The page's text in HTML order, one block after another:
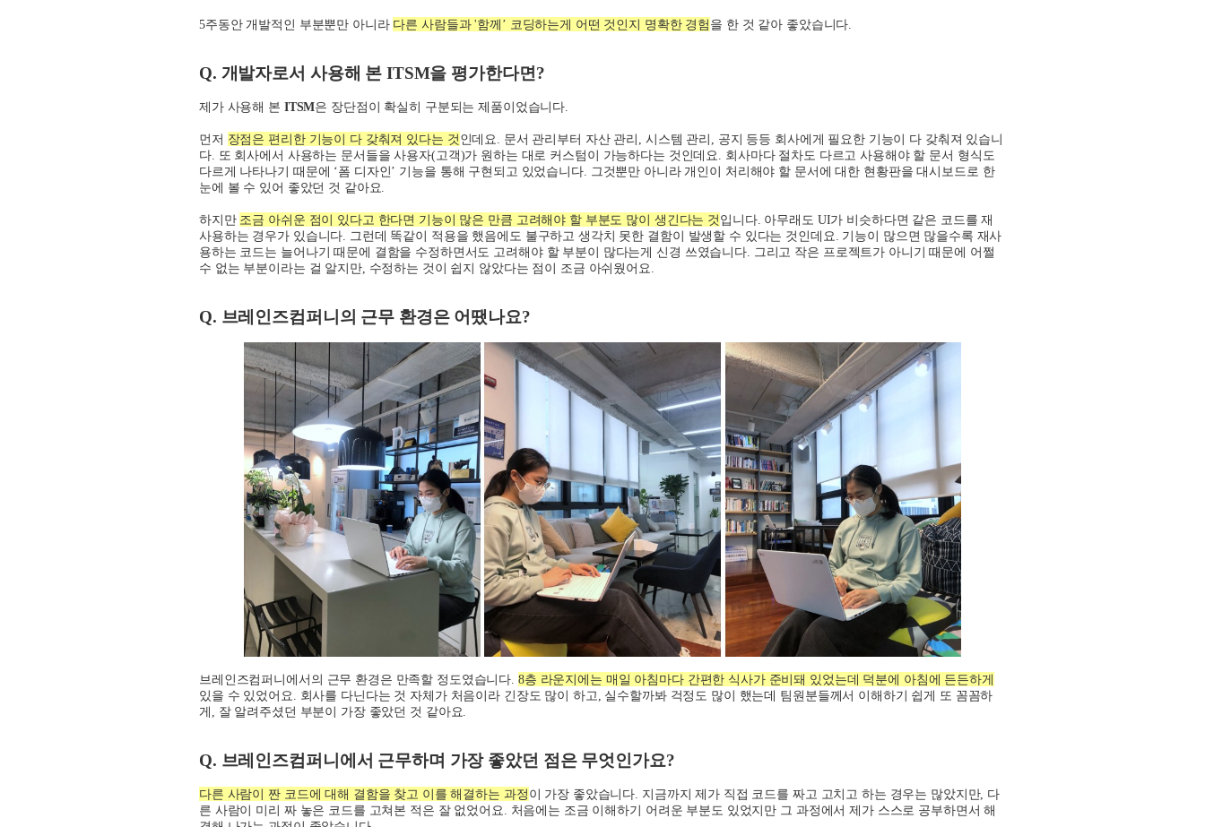
5주동안 개발적인 부분뿐만 아니라 다른 사람들과 '함께’ 코딩하는게 어떤 것인지 명확한 경험을 한 것 같아 좋았습니다
Q. 개발자로서 사용해 본 ITSM을 평가한다면 ?
제가 사용해 본 ITSM은 장단점이 확실히 구분되는 제품이었습니다
먼저 장점은 편리한 기능이 다 갖춰져 있다는 것인데요 문서 관리부터 자산 관리 시스템 관리
공지 등등 회사에게 필요한 기능이 다 갖춰져 있습니
다. 또 회사에서 사용하는 문서들을 사용자(고객)가 원하는 대로 커스텀이 가능하다는 것인데요
회사마다 절차도 다르고 사용해야 할 문서 형식도
다르게 나타나기 때문에 ‘폼 디자인’ 기능을 통해 구현되고 있었습니다.
그것뿐만 아니라 개인이 처리해야 할 문서에 대한 현황판을 대시보드로 한
눈에 볼 수 있어 좋았던 것 같아요
하지만 조금 아쉬운 점이 있다고 한다면 기능이 많은 만큼 고려해야 할 부분도 많이 생긴다는 것입니다. 아무래도 UI가 비슷하다면 같은 코드를 재
사용하는 경우가 있습니다
그런데 똑같이 적용을 했음에도 불구하고 생각치 못한 결함이 발생할 수 있다는 것인데요
기능이 많으면 많을수록 재사
용하는 코드는 늘어나기 때문에 결함을 수정하면서도 고려해야 할 부분이 많다는게 신경 쓰였습니다.
그리고 작은 프로젝트가 아니기 때문에 어쩔
수 없는 부분이라는 걸 알지만, 수정하는 것이 쉽지 않았다는 점이 조금 아쉬웠어요
Q. 브레인즈컴퍼니의 근무 환경은 어땠나요?
브레인즈컴퍼니에서의 근무 환경은 만족할 정도였습니다 8층 라운지에는 매일 아침마다 간편한 식사가 준비돼 있었는데 덕분에 아침에 든든하게
있을 수 있었어요
회사를 다닌다는 것 자체가 처음이라 긴장도 많이 하고
실수할까봐 걱정도 많이 했는데 팀원분들께서 이해하기 쉽게 또 꼼꼼하
게
잘 알려주셨던 부분이 가장 좋았던 것 같아요
Q. 브레인즈컴퍼니에서 근무하며 가장 좋았던 점은 무엇인가요?
다른 사람이 짠 코드에 대해 결함을 찾고 이를 해결하는 과정이 가장 좋았습니다 지금까지 제가 직접 코드를 짜고 고치고 하는 경우는 많았지만, 다
른 사람이 미리 짜 놓은 코드를 고쳐본 적은 잘 없었어요
처음에는 조금 이해하기 어려운 부분도 있었지만 그 과정에서 제가 스스로 공부하면서 해